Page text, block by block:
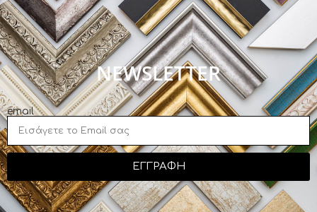
NEWSLETTER
email
ΕΓΓΡΑΦΗ